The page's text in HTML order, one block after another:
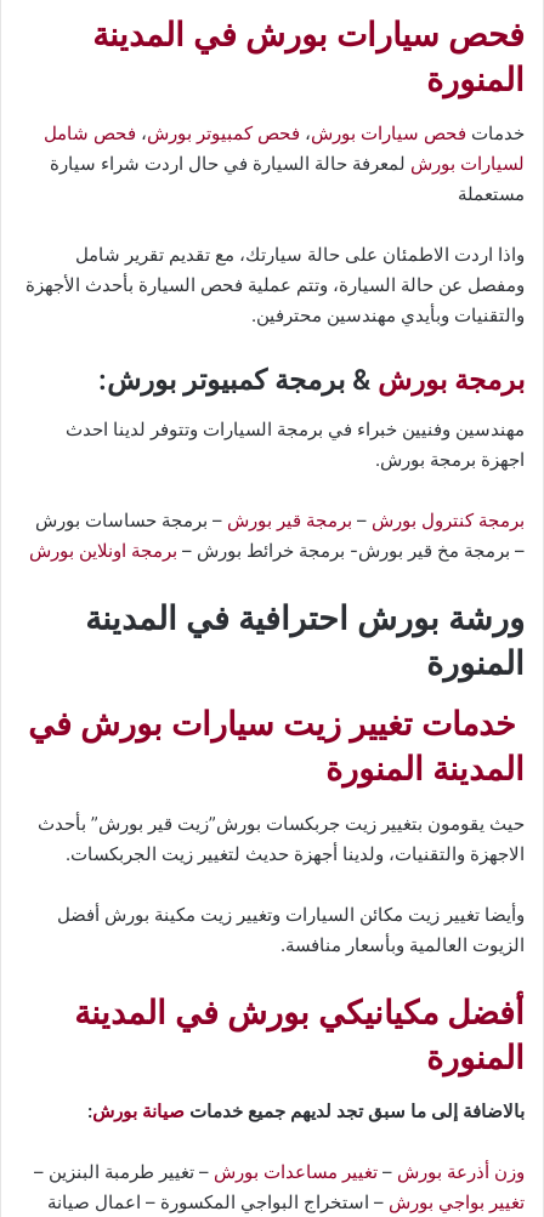
فحص سيارات بورش في المدينة
المنورة
خدمات فحص سيارات بورش، فحص كمبيوتر بورش، فحص شامل
لسيارات بورش لمعرفة حالة السيارة في حال اردت شراء سيارة
مستعملة
واذا اردت الاطمئان على حالة سيارتك، مع تقديم تقرير شامل
ومفصل عن حالة السيارة، وتتم عملية فحص السيارة بأحدث الأجهزة
والتقنيات وبأيدي مهندسين محترفين.
برمجة بورش & برمجة كمبيوتر بورش:
مهندسين وفنيين خبراء في برمجة السيارات وتتوفر لدينا احدث
اجهزة برمجة بورش.
برمجة كنترول بورش – برمجة قير بورش – برمجة حساسات بورش
– برمجة مخ قير بورش- برمجة خرائط بورش – برمجة اونلاين بورش
ورشة بورش احترافية في المدينة
المنورة
خدمات تغيير زيت سيارات بورش في
المدينة المنورة
حيث يقومون بتغيير زيت جربكسات بورش”زيت قير بورش” بأحدث
الاجهزة والتقنيات، ولدينا أجهزة حديث لتغيير زيت الجربكسات.
وأيضا تغيير زيت مكائن السيارات وتغيير زيت مكينة بورش أفضل
الزيوت العالمية وبأسعار منافسة.
أفضل مكيانيكي بورش في المدينة
المنورة
بالاضافة إلى ما سبق تجد لديهم جميع خدمات صيانة بورش:
وزن أذرعة بورش – تغيير مساعدات بورش – تغيير طرمبة البنزين –
تغيير بواجي بورش – استخراج البواجي المكسورة – اعمال صيانة